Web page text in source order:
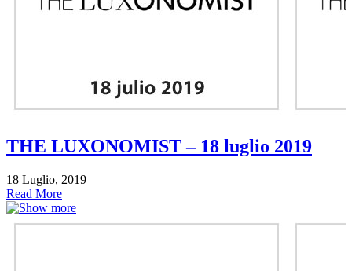
THE LUXONOMIST – 18 luglio 2019
18 Luglio, 2019
Read More